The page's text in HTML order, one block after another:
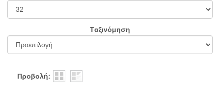
Tαξινόμηση
Προβολή: